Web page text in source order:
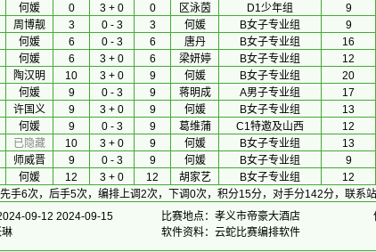
何媛 0 3 + 0 0 区泳茵 D1少年组 9
周博靓 3 0 - 3 3 何媛 B女子专业组 9
何媛 6 0 - 3 6 唐丹 B女子专业组 16
何媛 6 3 + 0 6 梁妍婷 B女子专业组 12
陶汉明 10 3 + 0 9 何媛 B女子专业组 20
何媛 9 0 - 3 9 蒋明成 A男子专业组 17
许国义 9 3 + 0 9 何媛 B女子专业组 13
何媛 9 0 - 3 9 葛维蒲 C1特邀及山西 12
已隐藏 10 3 + 0 9 何媛 B女子专业组 13
师威晋 9 0 - 3 9 何媛 B女子专业组 9
何媛 12 3 + 0 12 胡家艺 B女子专业组 12
手6次，后手5次，编排上调2次，下调0次，积分15分，对手分142分，联系
09-12 2024-09-15 比赛地点：孝义市帝豪大酒店
琳 软件资料：云蛇比赛编排软件